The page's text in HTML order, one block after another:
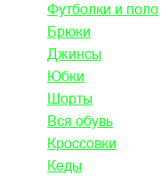
Футболки и поло
Брюки
Джинсы
Юбки
Шорты
Вся обувь
Кроссовки
Кеды